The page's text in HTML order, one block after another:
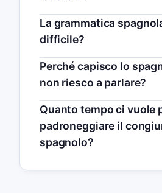
La grammatica
difficile?
Perché capisco lo
non riesco a parlare?
Quanto tempo ci vuole
padroneggiare il
spagnolo?